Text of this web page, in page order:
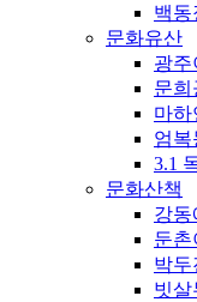
백동
문화유산
광주
문희
마하
엄복
3.1
문화산책
강동
둔촌
박두
빗살